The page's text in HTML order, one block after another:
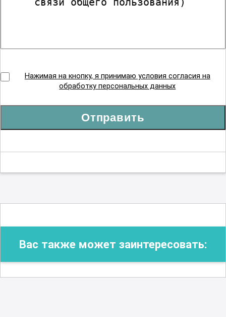
Нажимая на кнопку, я принимаю условия согласия на
обработку персональных данных
Отправить
Вас также может заинтересовать: